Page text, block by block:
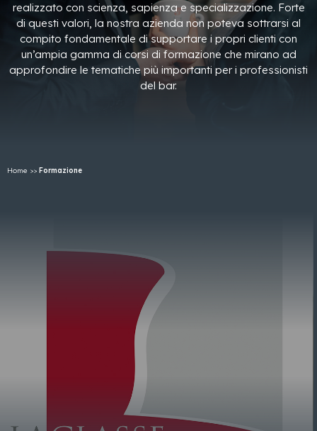
realizzato con scienza, sapienza e specializzazione. Forte
di questi valori, la nostra azienda non poteva sottrarsi al
compito fondamentale di supportare i propri clienti con
un’ampia gamma di corsi di formazione che mirano ad
approfondire le tematiche più importanti per i professionisti
del bar.
Home >> Formazione